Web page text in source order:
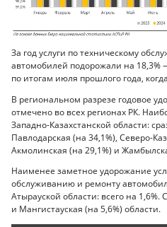
За год услуги по техническому
автомобилей подорожали на 18,3%
по итогам июля прошлого года,
В региональном разрезе годовое
отмечено во всех регионах РК.
Западно-Казахстанской области:
Павлодарская (на 34,1%), Северо-
Акмолинская (на 29,1%) и
Наименее заметное удорожание
обслуживанию и ремонту
Атырауской области: всего на 1,6%.
и Мангистауская (на 5,6%) области.